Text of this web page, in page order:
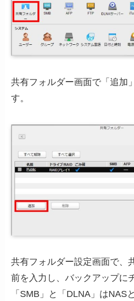
共有フォルダー画面で「追加
す。
共有フォルダー設定画面で、
前を入力し、バックアップに
「SMB」と「DLNA」はNAS